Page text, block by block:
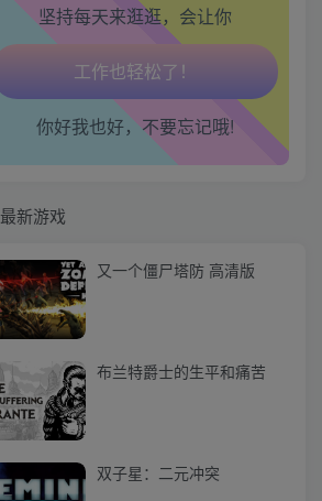
坚持每天来逛逛，会让你
腰也不酸了！
工作也轻松了！
你好我也好，不要忘记哦!
最新游戏
又一个僵尸塔防 高清版
布兰特爵士的生平和痛苦
双子星：二元冲突